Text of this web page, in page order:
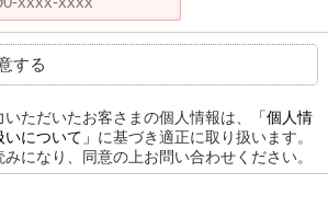
する
ただいたお客さまの個人情報は、
「個人情
について」 に基づき適正に取り扱います。
みになり、同意の上お問い合わせください。